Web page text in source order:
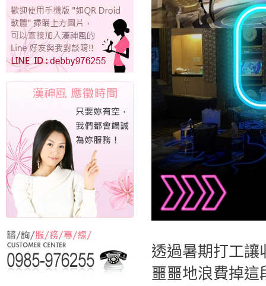
透過暑期打工讓
噩噩地浪費掉